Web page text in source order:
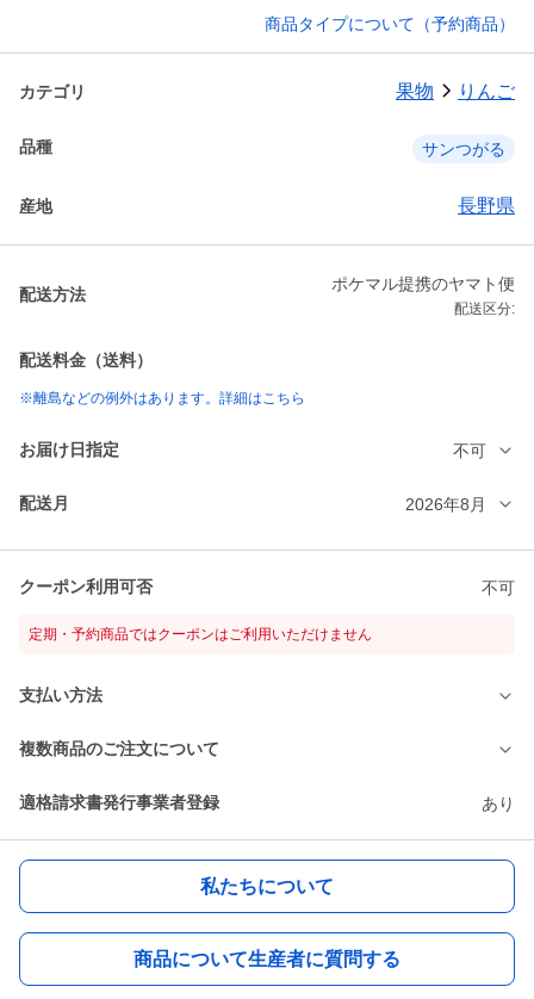
商品タイプについて（予約商品）
カテゴリ 果物 りんご
品種 サンつがる
産地 長野県
配送方法
ポケマル提携のヤマト便
配送区分:
配送料金（送料）
※離島などの例外はあります。詳細はこちら
お届け日指定 不可
配送月 2026年8月
クーポン利用可否 不可
定期・予約商品ではクーポンはご利用いただけません
支払い方法
複数商品のご注文について
適格請求書発行事業者登録 あり
私たちについて
商品について生産者に質問する